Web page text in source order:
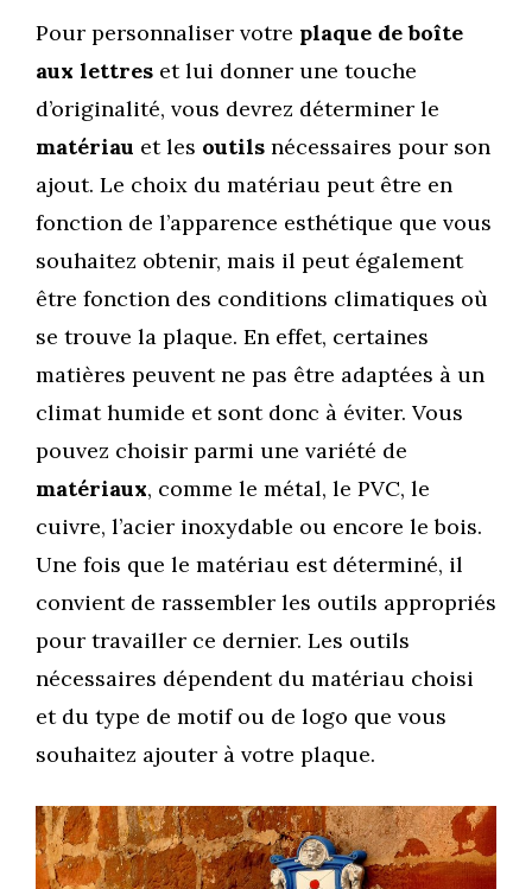
Pour personnaliser votre plaque de boîte
aux lettres et lui donner une touche
d’originalité, vous devrez déterminer le
matériau et les outils nécessaires pour son
ajout. Le choix du matériau peut être en
fonction de l’apparence esthétique que vous
souhaitez obtenir, mais il peut également
être fonction des conditions climatiques où
se trouve la plaque. En effet, certaines
matières peuvent ne pas être adaptées à un
climat humide et sont donc à éviter. Vous
pouvez choisir parmi une variété de
matériaux, comme le métal, le PVC, le
cuivre, l’acier inoxydable ou encore le bois.
Une fois que le matériau est déterminé, il
convient de rassembler les outils appropriés
pour travailler ce dernier. Les outils
nécessaires dépendent du matériau choisi
et du type de motif ou de logo que vous
souhaitez ajouter à votre plaque.